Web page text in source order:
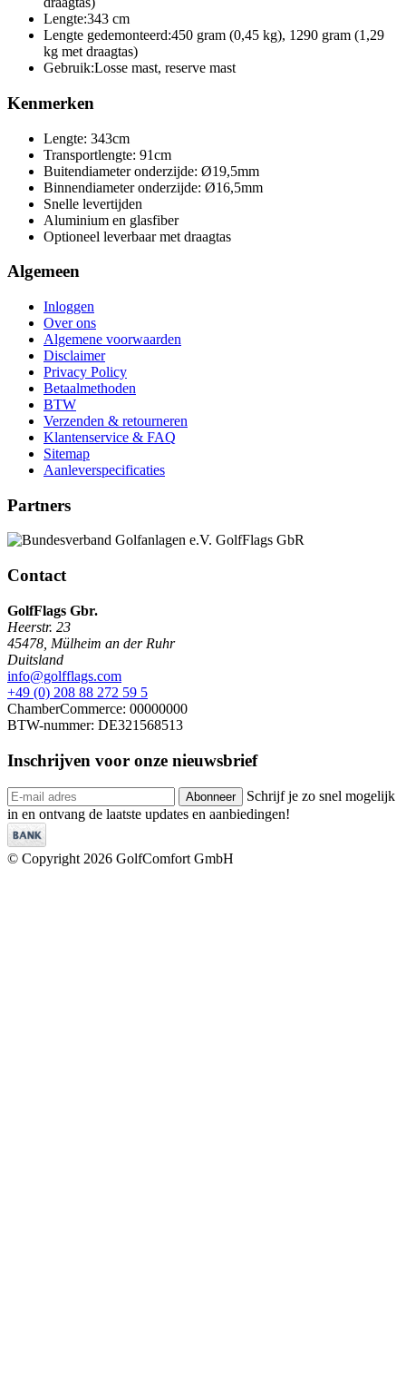
Lengte:343 cm
Lengte gedemonteerd:450 gram (0,45 kg), 1290 gram (1,29
kg met draagtas)
Gebruik:Losse mast, reserve mast
Kenmerken
Lengte: 343cm
Transportlengte: 91cm
Buitendiameter onderzijde: Ø19,5mm
Binnendiameter onderzijde: Ø16,5mm
Snelle levertijden
Aluminium en glasfiber
Optioneel leverbaar met draagtas
Algemeen
Inloggen
Over ons
Algemene voorwaarden
Disclaimer
Privacy Policy
Betaalmethoden
BTW
Verzenden & retourneren
Klantenservice & FAQ
Sitemap
Aanleverspecificaties
Partners
Contact
GolfFlags Gbr.
Heerstr. 23
45478 Mülheim an der Ruhr
Duitsland
info@golfflags.com
+49 (0) 208 88 272 59 5
ChamberCommerce: 00000000
BTW-nummer: DE321568513
Inschrijven voor onze nieuwsbrief
Abonneer
Schrijf je zo snel mogelijk
in en ontvang de laatste updates en aanbiedingen!
© Copyright 2026 GolfComfort GmbH